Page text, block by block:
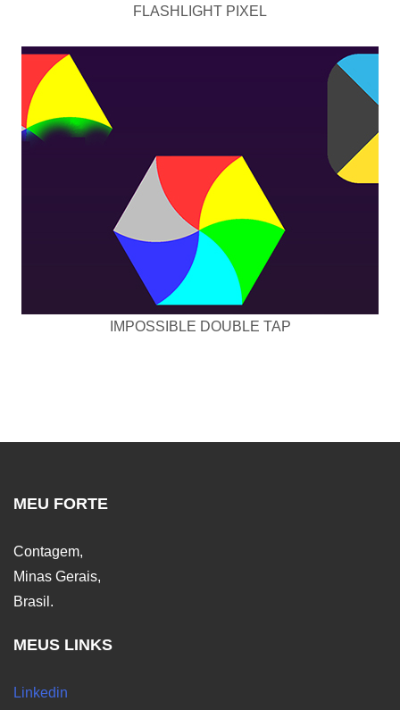
FLASHLIGHT PIXEL
IMPOSSIBLE DOUBLE TAP
MEU FORTE
Contagem,
Minas Gerais,
Brasil.
MEUS LINKS
Linkedin